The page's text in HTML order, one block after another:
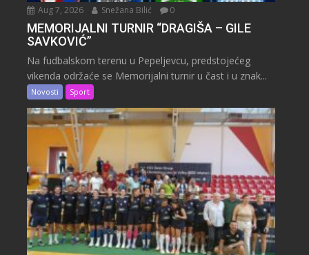
Aug 7, 2026 Snežana Bilić 0
MEMORIJALNI TURNIR “DRAGIŠA – GILE
SAVKOVIĆ”
Na fudbalskom terenu u Pepeljevcu, predstojećeg
vikenda održaće se Memorijalni turnir u čast i u znak...
Novosti Sport